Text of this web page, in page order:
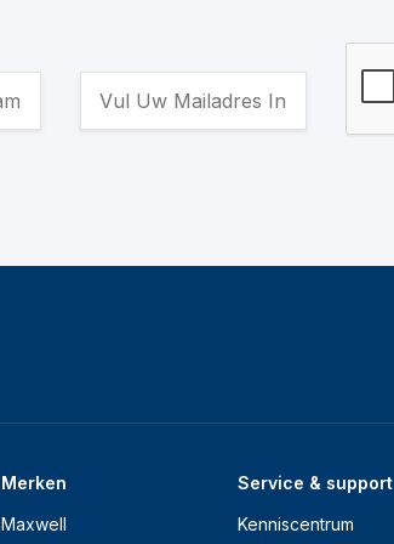
Merken
Maxwell
Service & support
Kenniscentrum